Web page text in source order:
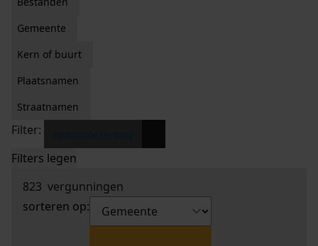
Gemeente
Kern of buurt
Plaatsnamen
Straatnamen
Filter:
Filters legen
823 vergunningen
sorteren op: